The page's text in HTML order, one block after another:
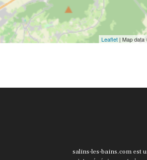
Leaflet | Map data
salins-les-bains.com est